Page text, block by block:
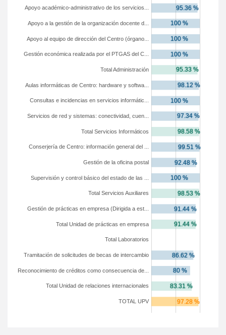
TOTAL UPV
Total Unidad de relaciones internacionales
Reconocimiento de créditos como consecuencia de...
Tramitación de solicitudes de becas de intercambio
Total Laboratorios
Total Unidad de prácticas en empresa
Gestión de prácticas en empresa (Dirigida a est...
Total Servicios Auxiliares
Supervisión y control básico del estado de las ...
Gestión de la oficina postal
Conserjería de Centro: información general del ...
Total Servicios Informáticos
Servicios de red y sistemas: conectividad, cuen...
Consultas e incidencias en servicios informátic...
Aulas informáticas de Centro: hardware y softwa...
Total Administración
Gestión económica realizada por el PTGAS del C...
Apoyo al equipo de dirección del Centro (órgano...
Apoyo a la gestión de la organización docente d...
Apoyo académico-administrativo de los servicios...